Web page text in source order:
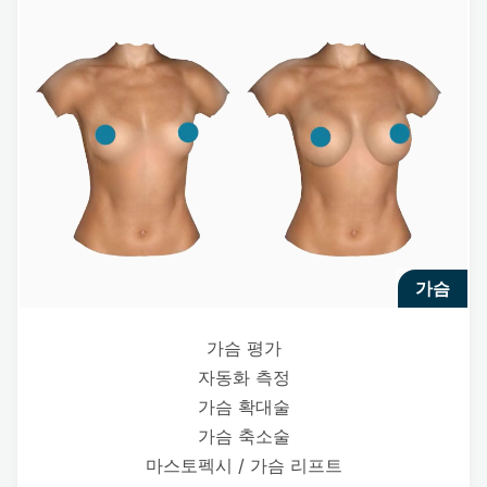
가슴
가슴 평가
자동화 측정
가슴 확대술
가슴 축소술
마스토펙시 / 가슴 리프트